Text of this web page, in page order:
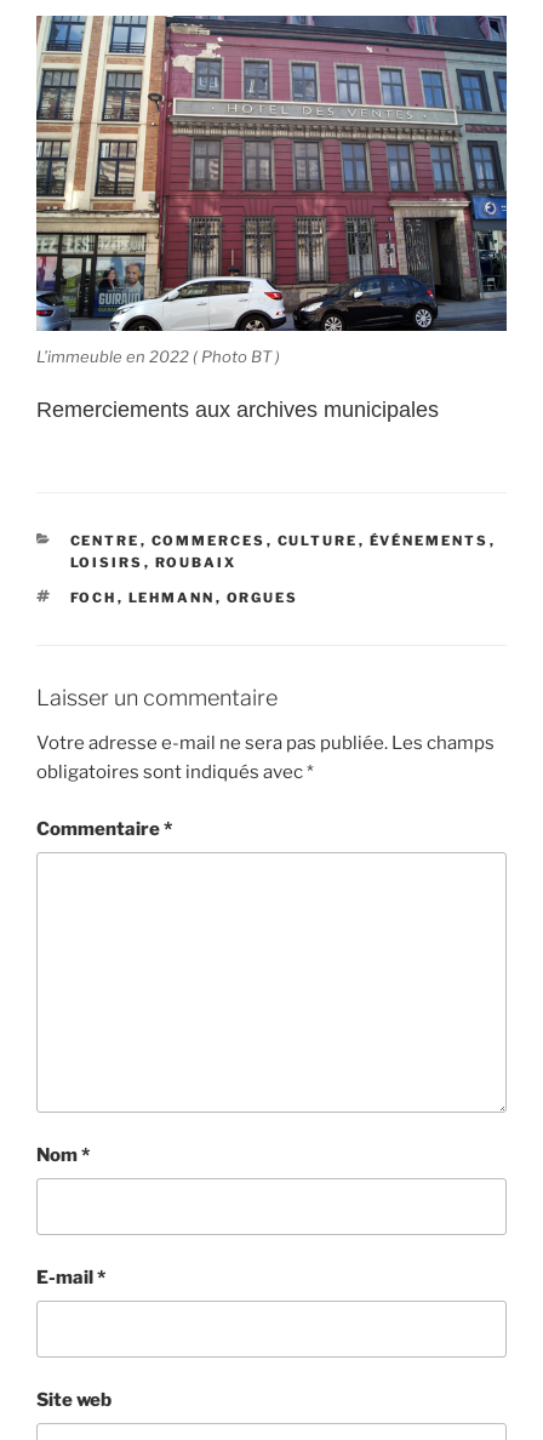
L’immeuble en 2022 ( Photo BT )
Remerciements aux archives municipales
CATÉGORIES
CENTRE , COMMERCES , CULTURE , ÉVÉNEMENTS ,
LOISIRS , ROUBAIX
ÉTIQUETTES
FOCH , LEHMANN , ORGUES
Laisser un commentaire
Votre adresse e-mail ne sera pas publiée. Les champs
obligatoires sont indiqués avec*
Commentaire*
Nom*
E-mail*
Site web